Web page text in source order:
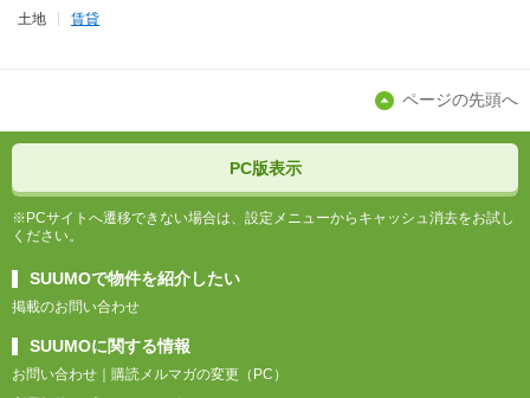
土地
賃貸
ページの先頭へ
PC版表示
※PCサイトへ遷移できない場合は、設定メニューからキャッシュ消去をお試し
ください。
SUUMOで物件を紹介したい
掲載のお問い合わせ
SUUMOに関する情報
お問い合わせ
購読メルマガの変更（PC）